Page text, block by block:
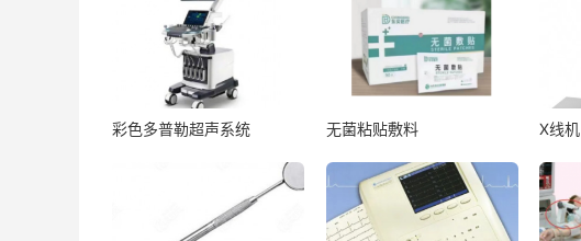
彩色多普勒超声系统 无菌粘贴敷料 X线机